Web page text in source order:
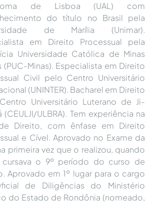
de Lisboa (UAL) com
do título no Brasil pela
de Marília (Unimar).
em Direito Processual pela
Universidade Católica de Minas
(PUC-Minas). Especialista em Direito
Civil pelo Centro Universitário
(UNINTER). Bacharel em Direito
Universitário Luterano de Ji-
(CEULJI/ULBRA). Tem experiência na
Direito, com ênfase em Direito
e Cível. Aprovado no Exame da
primeira vez que o realizou, quando
cursava o 9º período do curso de
Aprovado em 1º lugar para o cargo
de Diligências do Ministério
do Estado de Rondônia (nomeado,